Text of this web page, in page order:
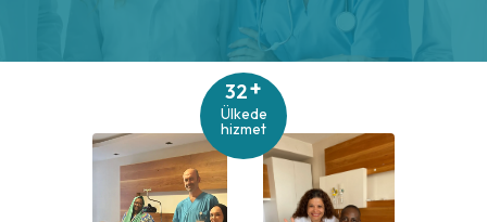
32+
Ülkede
hizmet